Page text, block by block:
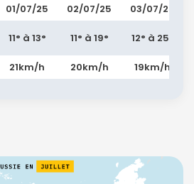
01/07/25
11° à 13°
21km/h
02/07/25
11° à 19°
20km/h
03/07/25
12° à 25°
19km/h